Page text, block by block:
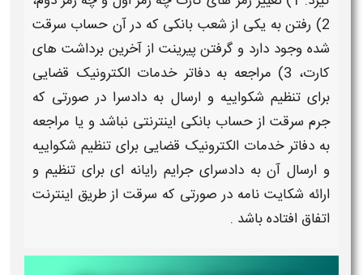
2) رفتن به یکی از شعب
بانکی که در آن حساب سرقت
شده وجود دارد و گرفتن پیرینت از آخرین برداشت های
کارت
، 3) مراجعه به دفاتر خدمات الکترونیک قضایی
برای تنظیم شکواییه و ارسال به دادسرا در صورتی که
جرم سرقت از حساب بانکی اینترنتی نباشد و یا مراجعه
به دفاتر خدمات الکترونیک قضایی برای تنظیم شکواییه
و ارسال آن به دادسرای جرایم رایانه ای برای تنظیم و
ارائه شکایت نامه در صورتی که سرقت از طریق اینترنت
اتفاق افتاده باشد .